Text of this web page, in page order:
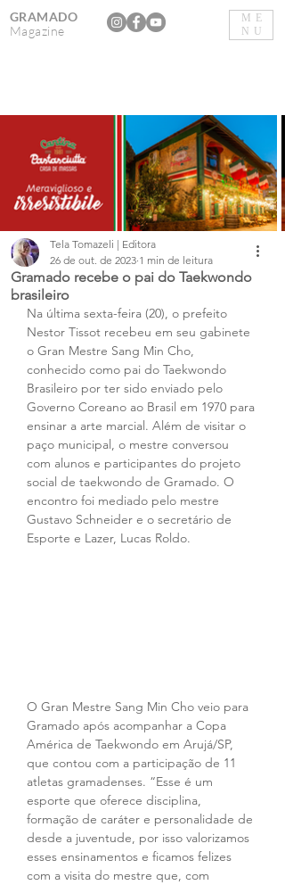
ME
NU
GRAMADO
Magazine
Gramado recebe o pai do Taekwondo
brasileiro
Tela Tomazeli | Editora
26 de out. de 2023 1 min de leitura
Na última sexta-feira (20), o prefeito
Nestor Tissot recebeu em seu gabinete
o Gran Mestre Sang Min Cho,
conhecido como pai do Taekwondo
Brasileiro por ter sido enviado pelo
Governo Coreano ao Brasil em 1970 para
ensinar a arte marcial. Além de visitar o
paço municipal, o mestre conversou
com alunos e participantes do projeto
social de taekwondo de Gramado. O
encontro foi mediado pelo mestre
Gustavo Schneider e o secretário de
Esporte e Lazer, Lucas Roldo.
O Gran Mestre Sang Min Cho veio para
Gramado após acompanhar a Copa
América de Taekwondo em Arujá/SP,
que contou com a participação de 11
atletas gramadenses. “Esse é um
esporte que oferece disciplina,
formação de caráter e personalidade de
desde a juventude, por isso valorizamos
esses ensinamentos e ficamos felizes
com a visita do mestre que, com